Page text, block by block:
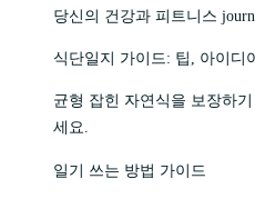
당신의 건강과 피트니스
식단일지 가이드: 팁, 아이디
균형 잡힌 자연식을 보장하
세요.
일기 쓰는 방법 가이드